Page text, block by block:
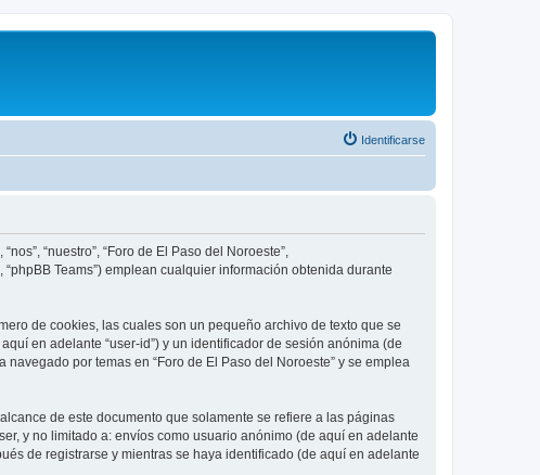
Identificarse
“nuestro”, “Foro de El Paso del Noroeste”,
“phpBB Teams”) emplean cualquier información obtenida durante
de cookies, las cuales son un pequeño archivo de texto que se
en adelante “user-id”) y un identificador de sesión anónima (de
por temas en “Foro de El Paso del Noroeste” y se emplea
de este documento que solamente se refiere a las páginas
y no limitado a: envíos como usuario anónimo (de aquí en adelante
de registrarse y mientras se haya identificado (de aquí en adelante